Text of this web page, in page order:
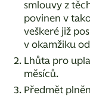
smlouvy z
povinen v
veškeré již
v okamžiku
Lhůta pro
měsíců.
Předmět